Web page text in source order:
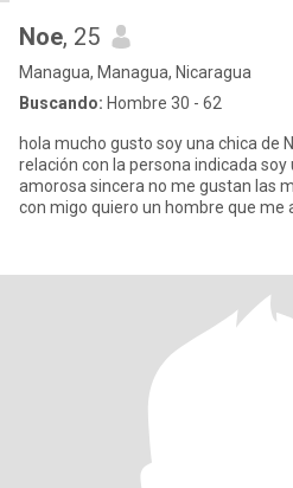
Noe, 25
Managua, Managua, Nicaragua
Buscando: Hombre 30 - 62
hola mucho gusto soy una chica de
relación con la persona indicada
amorosa sincera no me gustan las
con migo quiero un hombre que me